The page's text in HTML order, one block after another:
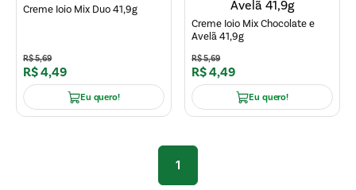
Creme Ioio Mix Duo 41,9g
R$5,69
R$4,49
Eu quero!
Creme Ioio Mix Chocolate e
Avelã 41,9g
R$5,69
R$4,49
Eu quero!
1